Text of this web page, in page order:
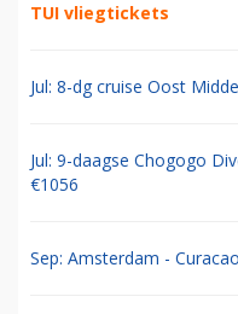
TUI vliegtickets
Jul: 8-dg cruise Oost
Jul: 9-daagse Chogogo
€1056
Sep: Amsterdam -